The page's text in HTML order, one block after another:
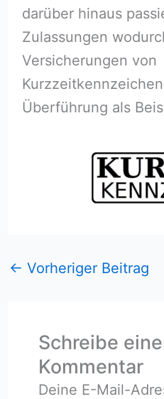
darüber hinaus
Zulassungen
Versicherungen von
Überführung als
← Vorheriger Beitrag
Schreibe
Kommentar
Deine E-Mail-